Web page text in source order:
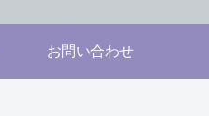
お問い合わせ